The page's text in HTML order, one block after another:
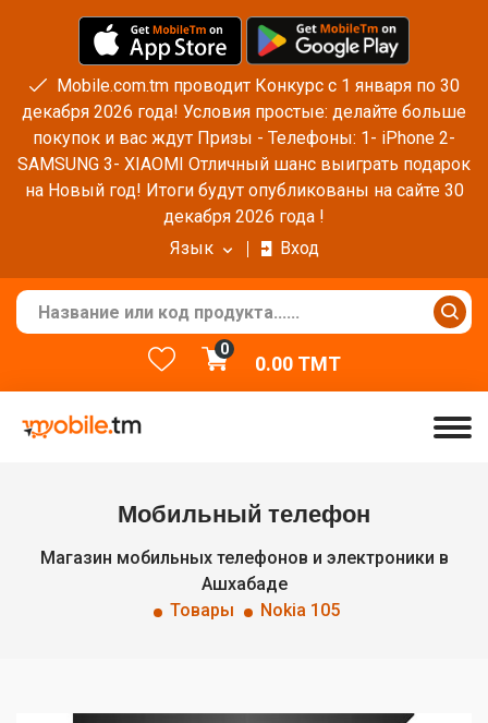
Mobile.com.tm проводит Конкурс с 1 января по 30
декабря 2026 года! Условия простые: делайте больше
покупок и вас ждут Призы - Телефоны: 1- iPhone 2-
SAMSUNG 3- XIAOMI Отличный шанс выиграть подарок
на Новый год! Итоги будут опубликованы на сайте 30
декабря 2026 года !
Язык
Вход
0
0.00TMT
Мобильный телефон
Магазин мобильных телефонов и электроники в
Ашхабаде
Товары
Nokia 105